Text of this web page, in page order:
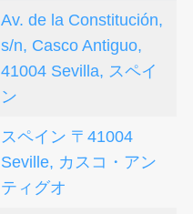
Av. de la Constitución,
s/n, Casco Antiguo,
41004 Sevilla, スペイ
ン
スペイン 〒41004
Seville, カスコ・アン
ティグオ